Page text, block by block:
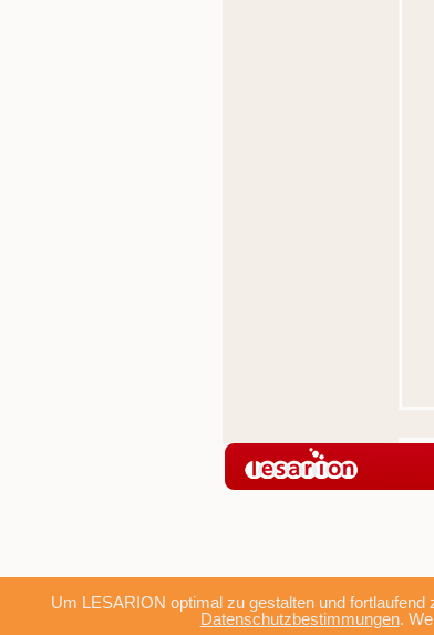
Um LESARION optimal zu gestalten und
Datenschutzbestimmungen.